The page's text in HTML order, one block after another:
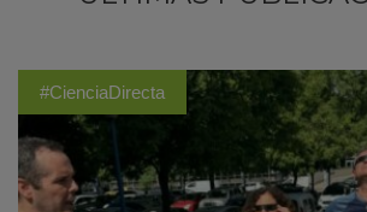
#CienciaDirecta